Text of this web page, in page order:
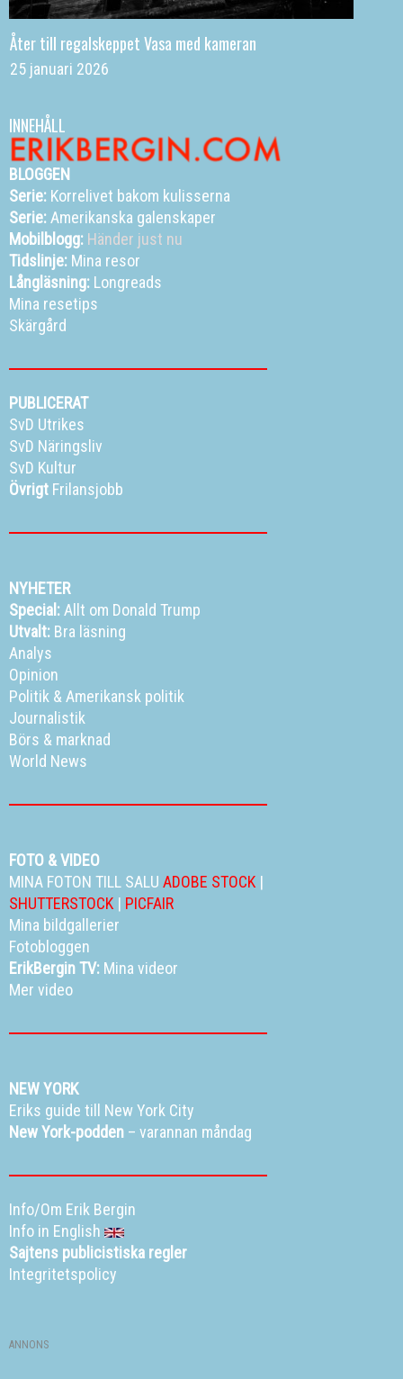
Åter till regalskeppet Vasa med kameran
25 januari 2026
INNEHÅLL
BLOGGEN
Serie: Korrelivet bakom kulisserna
Serie:Amerikanska galenskaper
Mobilblogg: Händer just nu
Tidslinje: Mina resor
Långläsning: Longreads
Mina resetips
Skärgård
PUBLICERAT
SvD Utrikes
SvD Näringsliv
SvD Kultur
Övrigt Frilansjobb
NYHETER
Special:Allt om Donald Trump
Utvalt: Bra läsning
Analys
Opinion
Politik &Amerikansk politik
Journalistik
Börs & marknad
World News
FOTO & VIDEO
MINA FOTON TILL SALU ADOBE STOCK |
SHUTTERSTOCK | PICFAIR
Mina bildgallerier
Fotobloggen
ErikBergin TV: Mina videor
Mer video
NEW YORK
Eriks guide till New York City
New York-podden – varannan måndag
Info/Om Erik Bergin
Info in English
Sajtens publicistiska regler
Integritetspolicy
ANNONS